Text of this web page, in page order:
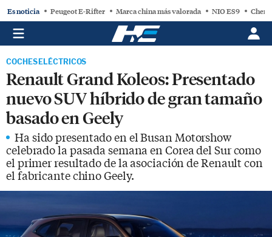
Es noticia Peugeot E-Rifter Marca china más valorada NIO ES9 Chery
COCHES ELÉCTRICOS
Renault Grand Koleos: Presentado
nuevo SUV híbrido de gran tamaño
basado en Geely
Ha sido presentado en el Busan Motorshow
celebrado la pasada semana en Corea del Sur como
el primer resultado de la asociación de Renault con
el fabricante chino Geely.